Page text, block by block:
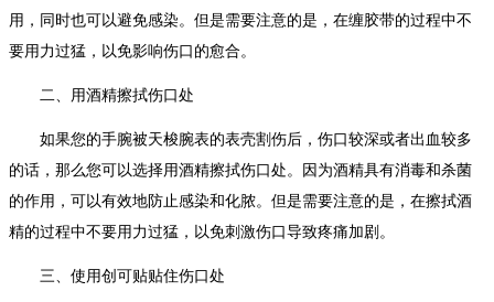
用，同时也可以避免感染。但是需要注意的是，在缠胶带的过程中不
要用力过猛，以免影响伤口的愈合。
二、用酒精擦拭伤口处
如果您的手腕被天梭腕表的表壳割伤后，伤口较深或者出血较多
的话，那么您可以选择用酒精擦拭伤口处。因为酒精具有消毒和杀菌
的作用，可以有效地防止感染和化脓。但是需要注意的是，在擦拭酒
精的过程中不要用力过猛，以免刺激伤口导致疼痛加剧。
三、使用创可贴贴住伤口处